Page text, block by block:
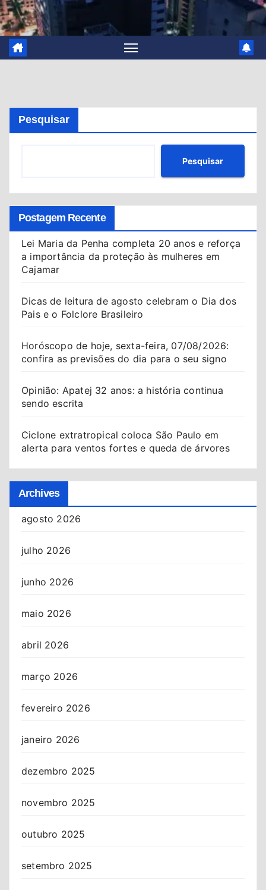
Pesquisar
Pesquisar
Postagem Recente
Lei Maria da Penha completa 20 anos e reforça
a importância da proteção às mulheres em
Cajamar
Dicas de leitura de agosto celebram o Dia dos
Pais e o Folclore Brasileiro
Horóscopo de hoje, sexta-feira, 07/08/2026:
confira as previsões do dia para o seu signo
Opinião: Apatej 32 anos: a história continua
sendo escrita
Ciclone extratropical coloca São Paulo em
alerta para ventos fortes e queda de árvores
Archives
agosto 2026
julho 2026
junho 2026
maio 2026
abril 2026
março 2026
fevereiro 2026
janeiro 2026
dezembro 2025
novembro 2025
outubro 2025
setembro 2025